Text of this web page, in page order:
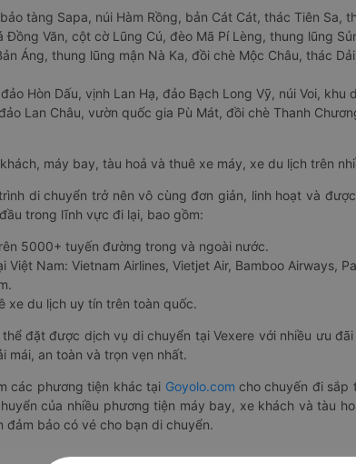
tàng Sapa, núi Hàm Rồng, bản Cát Cát, thác Tiên Sa,
Đồng Văn, cột cờ Lũng Cú, đèo Mã Pí Lèng, thung lũng
Áng, thung lũng mận Nà Ka, đồi chè Mộc Châu, thác
Hòn Dấu, vịnh Lan Hạ, đảo Bạch Long Vỹ, núi Voi, khu
Lan Châu, vườn quốc gia Pù Mát, đồi chè Thanh
máy bay, tàu hoả và thuê xe máy, xe du lịch trên
di chuyển trở nên vô cùng đơn giản, linh hoạt và
trong lĩnh vực đi lại, bao gồm:
5000+ tuyến đường trong và ngoài nước.
Nam: Vietnam Airlines, Vietjet Air, Bamboo Airways,
xe du lịch uy tín trên toàn quốc.
đặt được dịch vụ di chuyển tại Vexere với nhiều ưu
mái, an toàn và trọn vẹn nhất.
các phương tiện khác tại Goyolo.com cho chuyến đi sắp
của nhiều phương tiện máy bay, xe khách và tàu
đảm bảo có vé cho bạn di chuyển.